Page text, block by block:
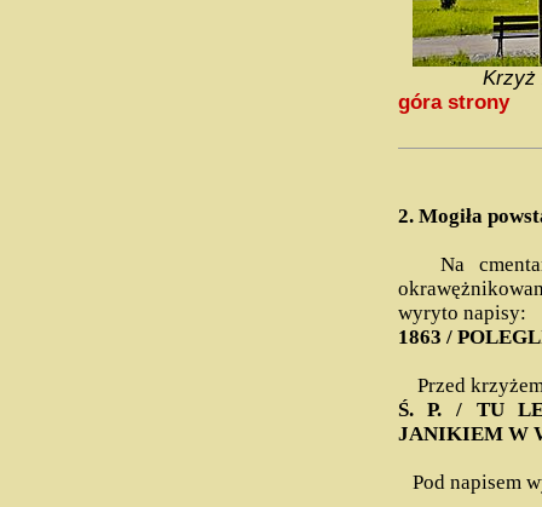
Krzyż
góra strony
2. Mogiła
Na
wyryto napisy:
1863 /
Przed
Ś. P. / TU
JANIKIEM W
Pod napisem